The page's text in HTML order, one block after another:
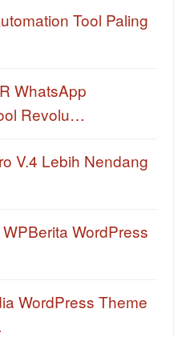
Tool Paling
WhatsApp
Revolu…
V.4 Lebih Nendang
WordPress
WordPress Theme